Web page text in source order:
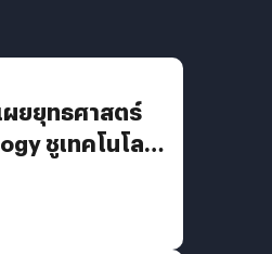
ผยยุทธศาสตร์
ชูเทคโนโลยี